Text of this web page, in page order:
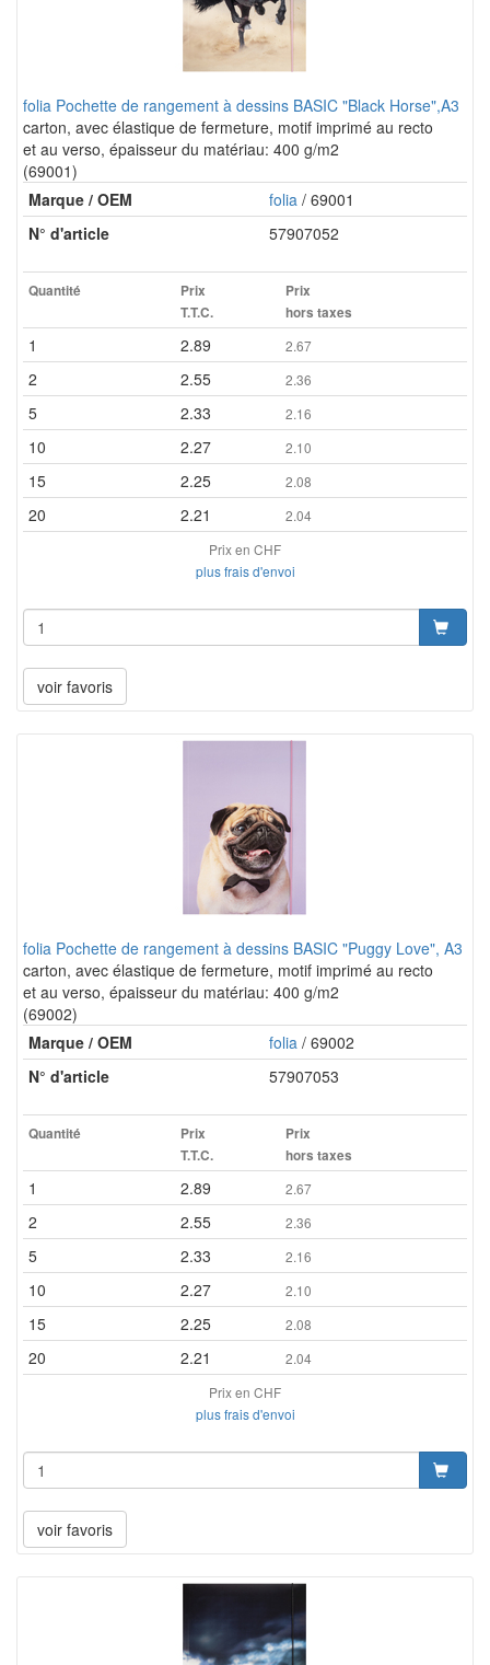
folia Pochette de rangement à dessins BASIC "Black Horse",A3
carton, avec élastique de fermeture, motif imprimé au recto
et au verso, épaisseur du matériau: 400 g/m2
(69001)
Marque / OEM
folia / 69001
N° d'article
57907052
Quantité
Prix
T.T.C.
Prix
hors taxes
1 2.89 2.67
2 2.55 2.36
5 2.33 2.16
10 2.27 2.10
15 2.25 2.08
20 2.21
2.04
Prix en CHF
plus frais d'envoi
voir favoris
folia Pochette de rangement à dessins BASIC "Puggy Love", A3
carton, avec élastique de fermeture, motif imprimé au recto
et au verso, épaisseur du matériau: 400 g/m2
(69002)
Marque / OEM
folia / 69002
N° d'article
57907053
Quantité
Prix
T.T.C.
Prix
hors taxes
1 2.89 2.67
2 2.55 2.36
5 2.33 2.16
10 2.27 2.10
15 2.25 2.08
20 2.21
2.04
Prix en CHF
plus frais d'envoi
voir favoris